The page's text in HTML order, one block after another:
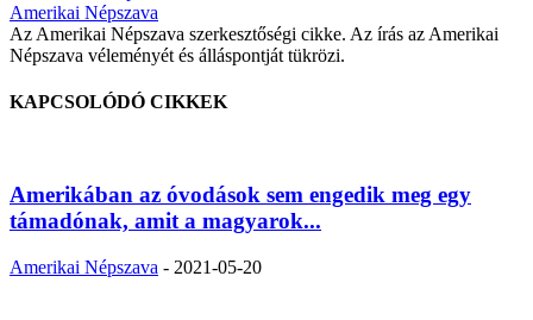
Amerikai Népszava
Az Amerikai Népszava szerkesztőségi cikke. Az írás az Amerikai
Népszava véleményét és álláspontját tükrözi.
KAPCSOLÓDÓ CIKKEK
Amerikában az óvodások sem engedik meg egy
támadónak, amit a magyarok...
Amerikai Népszava - 2021-05-20